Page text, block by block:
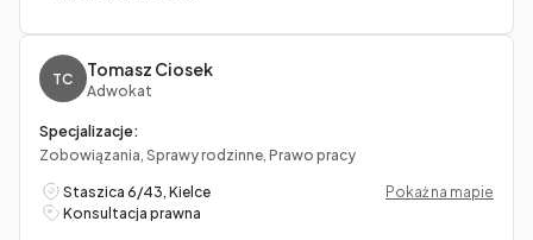
TC Tomasz Ciosek
Adwokat
Specjalizacje:
Zobowiązania, Sprawy rodzinne, Prawo pracy
Staszica 6/43, Kielce
Pokaż na mapie
Konsultacja prawna